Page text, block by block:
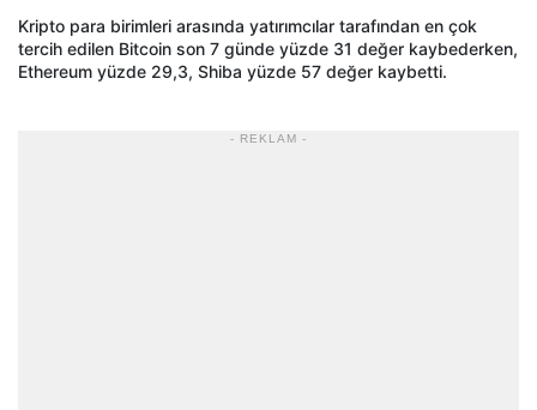
Kripto para birimleri arasında yatırımcılar tarafından en çok
tercih edilen Bitcoin son 7 günde yüzde 31 değer kaybederken,
Ethereum yüzde 29,3, Shiba yüzde 57 değer kaybetti.
- REKLAM -